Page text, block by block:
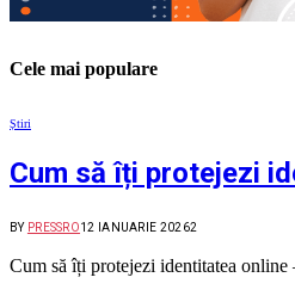
Cele mai populare
Știri
Cum să îți protejezi
BY PRESSRO12 IANUARIE 20262
Cum să îți protejezi identitatea